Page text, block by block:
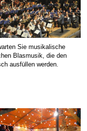
Sie musikalische
Blasmusik, die den
ausfüllen werden.